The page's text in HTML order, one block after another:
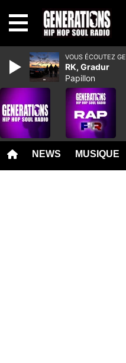
NEWS MUSIQUE
VOUS ÉCOUTEZ
RK, Gradur
Papillon